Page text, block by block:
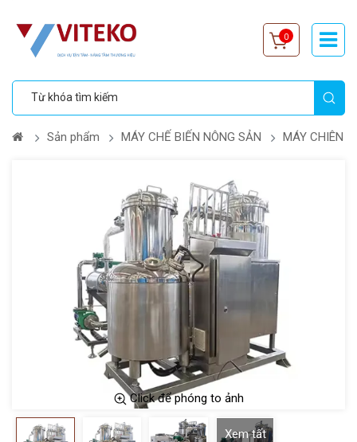
0
Sản phẩm MÁY CHẾ BIẾN NÔNG SẢN MÁY CHIÊN
Click để phóng to ảnh
Xem tất